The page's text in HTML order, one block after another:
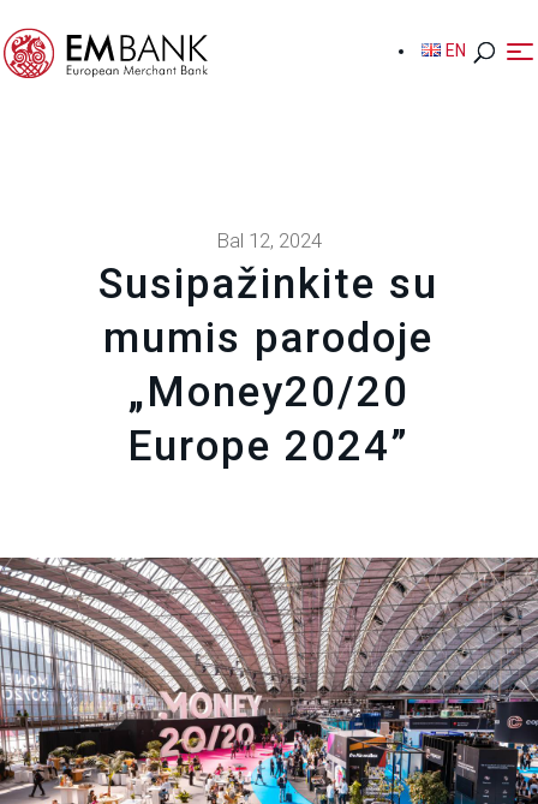
EN
EN
Bal 12, 2024
Susipažinkite su
mumis parodoje
„Money20/20
Europe 2024”